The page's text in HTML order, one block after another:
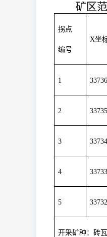
矿区
拐点
编号
X坐
1
2
3
4
5
开采矿种：砖